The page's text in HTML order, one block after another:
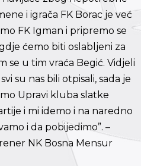
i igrača FK Borac je već
FK Igman i pripremo se
ćemo biti oslabljeni za
se u tim vraća Begić. Vidjeli
su nas bili otpisali, sada je
Upravi kluba slatke
i mi idemo i na naredno
i da pobijedimo”. –
NK Bosna Mensur